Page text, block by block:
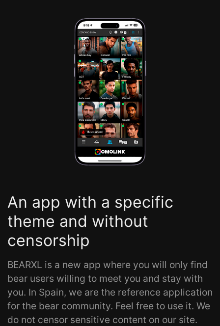
An app with a specific
theme and without
censorship
BEARXL is a new app where you will only find
bear users willing to meet you and stay with
you. In Spain, we are the reference application
for the bear community. Feel free to use it. We
do not censor sensitive content on our site.